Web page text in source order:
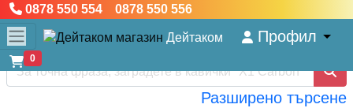
0878 550 554 0878 550 556
Дейтаком Профил
0
Разширено търсене